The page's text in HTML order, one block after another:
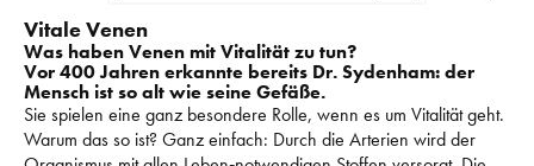
Vitale Venen
Was haben Venen mit Vitalität zu tun?
Vor 400 Jahren erkannte bereits Dr. Sydenham: der
Mensch ist so alt wie seine Gefäße.
Warum das so ist? Ganz einfach: Durch die Arterien wird der